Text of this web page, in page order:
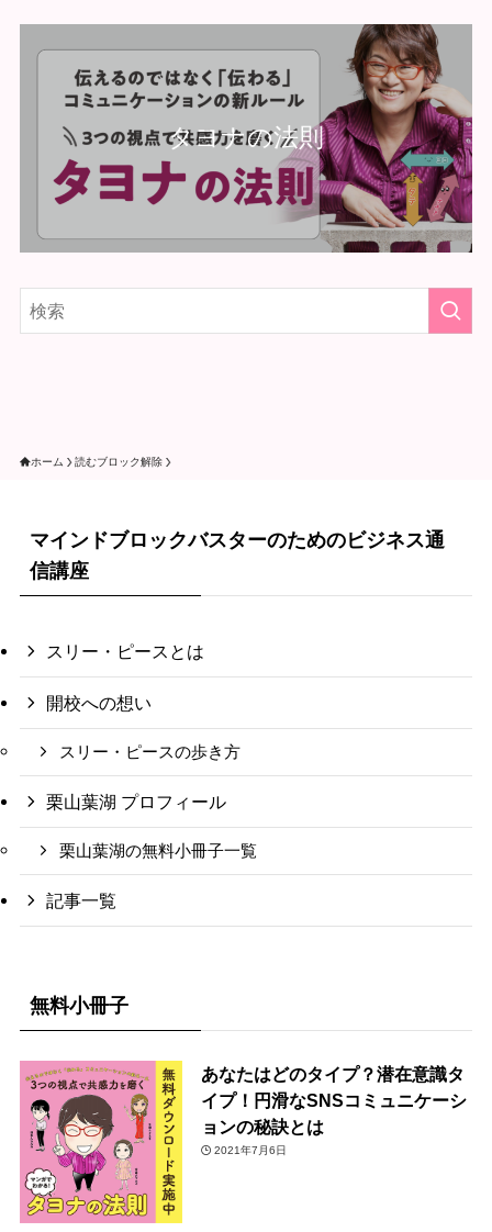
タヨナの法則
ホーム 読むブロック解除
マインドブロックバスターのためのビジネス通
信講座
スリー・ピースとは
開校への想い
スリー・ピースの歩き方
栗山葉湖 プロフィール
栗山葉湖の無料小冊子一覧
記事一覧
無料小冊子
あなたはどのタイプ？潜在意識タ
イプ！円滑なSNSコミュニケーシ
ョンの秘訣とは
2021年7月6日